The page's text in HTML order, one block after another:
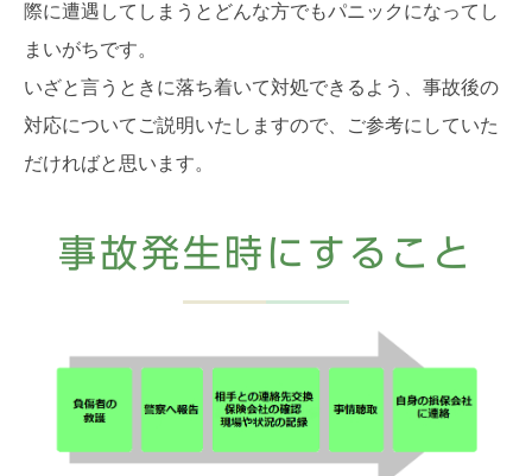
際に遭遇してしまうとどんな方でもパニックになってし
まいがちです。
いざと言うときに落ち着いて対処できるよう、事故後の
対応についてご説明いたしますので、ご参考にしていた
だければと思います。
事故発生時にすること